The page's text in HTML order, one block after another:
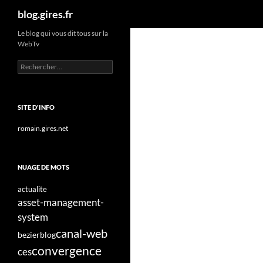
Aller
contenu
blog.gires.fr
Le blog qui vous dit tous sur la
WebTv
Rechercher :
SITE D'INFO
romain.gires.net
NUAGE DE MOTS
actualite
asset-management-
system
bezierblogcanal-web
cesconvergence